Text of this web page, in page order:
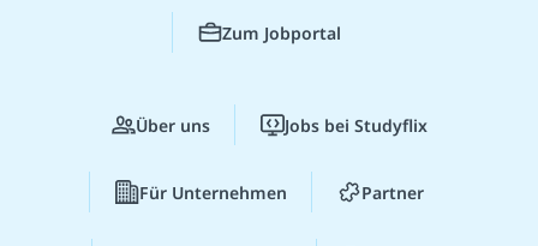
Zum Jobportal
Über uns Jobs bei Studyflix
Für Unternehmen Partner